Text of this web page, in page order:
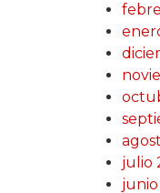
julio